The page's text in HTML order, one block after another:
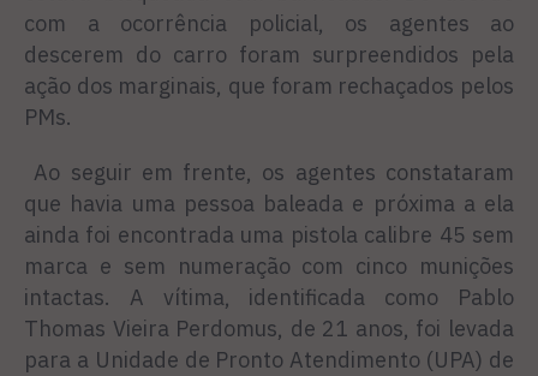
com a ocorrência policial, os agentes ao
descerem do carro foram surpreendidos pela
ação dos marginais, que foram rechaçados pelos
PMs.
Ao seguir em frente, os agentes constataram
que havia uma pessoa baleada e próxima a ela
ainda foi encontrada uma pistola calibre 45 sem
marca e sem numeração com cinco munições
intactas. A vítima, identificada como Pablo
Thomas Vieira Perdomus, de 21 anos, foi levada
para a Unidade de Pronto Atendimento (UPA) de